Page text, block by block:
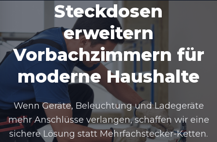
Steckdosen
erweitern
Vorbachzimmern für
moderne Haushalte
Wenn Geräte, Beleuchtung und Ladegeräte
mehr Anschlüsse verlangen, schaffen wir eine
sichere Lösung statt Mehrfachstecker-Ketten.